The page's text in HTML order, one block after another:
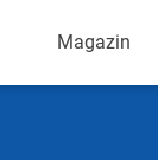
Magazin